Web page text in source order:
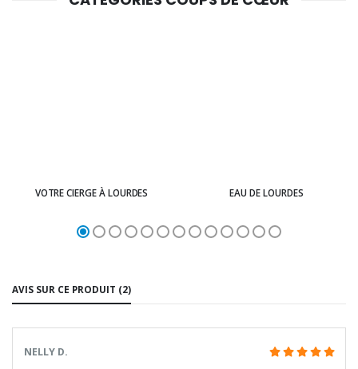
VOTRE CIERGE À LOURDES EAU DE LOURDES
AVIS SUR CE PRODUIT (2)
NELLY D.